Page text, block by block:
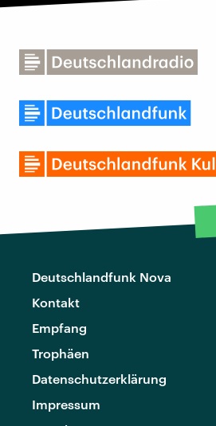
Deutschlandfunk Nova
Kontakt
Empfang
Trophäen
Datenschutzerklärung
Impressum